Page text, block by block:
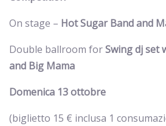
On stage – Hot Sugar Band and
Double ballroom forSwing dj set
and Big Mama
Domenica 13 ottobre
(biglietto 15 € inclusa 1